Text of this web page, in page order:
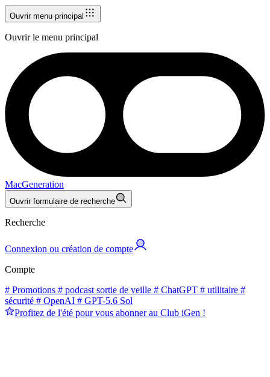
Ouvrir menu principal
Ouvrir le menu principal
MacGeneration
Ouvrir formulaire de recherche
Recherche
Connexion ou création de compte
Compte
# Promotions # podcast sortie de veille # ChatGPT # utilitaire #
sécurité # OpenAI # GPT-5.6 Sol
Profitez de l'été pour vous abonner au Club iGen !